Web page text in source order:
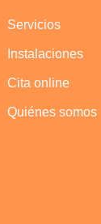
Servicios
Instalaciones
Cita online
Quiénes somos